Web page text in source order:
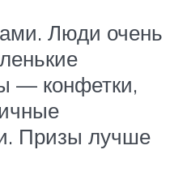
Люди очень
— конфетки,
Призы лучше